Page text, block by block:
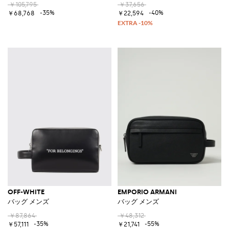
￥105,795
￥68,768
-35%
￥37,656
￥22,594
-40%
OFF-WHITE
バッグ メンズ
￥87,864
￥57,111
-35%
EMPORIO ARMANI
バッグ メンズ
￥48,312
￥21,741
-55%